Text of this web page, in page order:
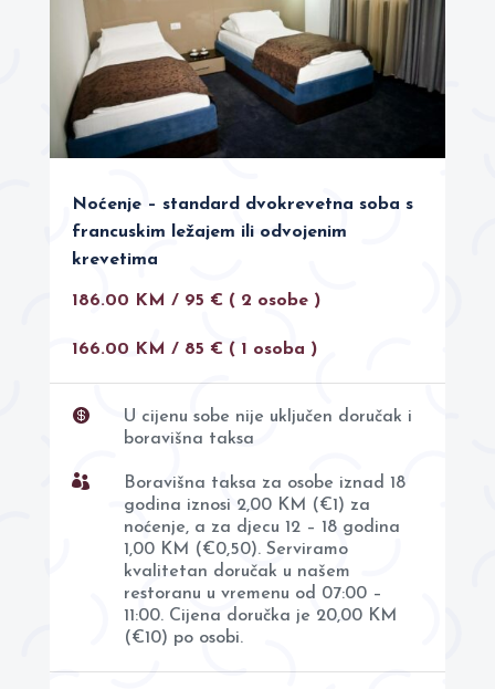
Noćenje – standard dvokrevetna soba s
francuskim ležajem ili odvojenim
krevetima
186.00 KM / 95 € ( 2 osobe )
166.00 KM / 85 € ( 1 osoba )

U cijenu sobe nije uključen doručak i
boravišna taksa

Boravišna taksa za osobe iznad 18
godina iznosi 2,00 KM (€1) za
noćenje, a za djecu 12 – 18 godina
1,00 KM (€0,50). Serviramo
kvalitetan doručak u našem
restoranu u vremenu od 07:00 –
11:00. Cijena doručka je 20,00 KM
(€10) po osobi.